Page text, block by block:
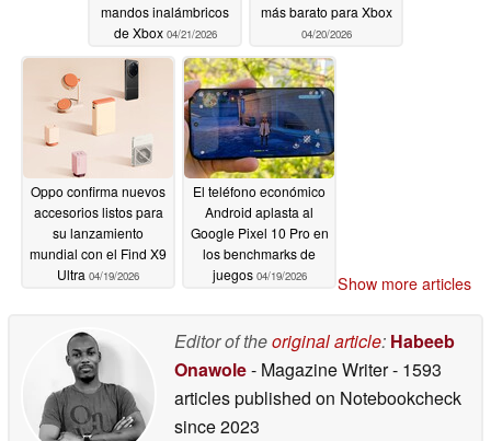
mandos inalámbricos
de Xbox 04/21/2026
más barato para Xbox
04/20/2026
Oppo confirma nuevos
accesorios listos para
su lanzamiento
mundial con el Find X9
Ultra 04/19/2026
El teléfono económico
Android aplasta al
Google Pixel 10 Pro en
los benchmarks de
juegos 04/19/2026 Show more articles
Editor of theoriginal article: Habeeb
Onawole- Magazine Writer- 1593
articles published on Notebookcheck
since 2023